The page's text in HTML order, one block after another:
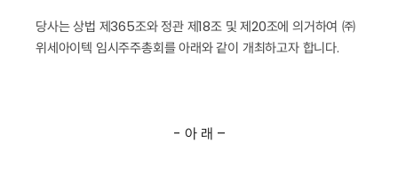
당사는 상법 제365조와 정관 제18조 및 제20조에 의거하여 ㈜
위세아이텍 임시주주총회를 아래와 같이 개최하고자 합니다.
- 아 래 –